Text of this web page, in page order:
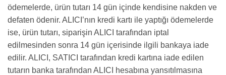
ödemelerde, ürün tutarı 14 gün içinde kendisine nakden ve
defaten ödenir. ALICI’nın kredi kartı ile yaptığı ödemelerde
ise, ürün tutarı, siparişin ALICI tarafından iptal
edilmesinden sonra 14 gün içerisinde ilgili bankaya iade
edilir. ALICI, SATICI tarafından kredi kartına iade edilen
tutarın banka tarafından ALICI hesabına yansıtılmasına